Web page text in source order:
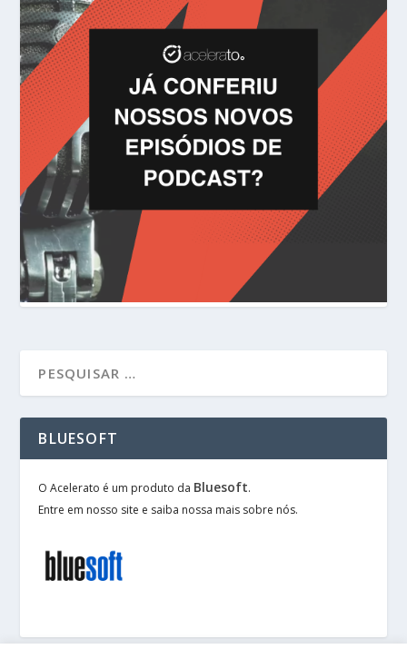
BLUESOFT
O Acelerato é um produto da Bluesoft.
Entre em nosso site e saiba nossa mais sobre nós.